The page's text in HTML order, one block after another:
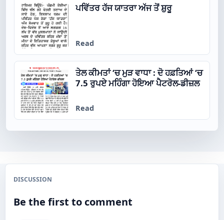
ਪਵਿੱਤਰ ਹੱਜ ਯਾਤਰਾ ਅੱਜ ਤੋਂ ਸ਼ੁਰੂ
Read
ਤੇਲ ਕੀਮਤਾਂ ‘ਚ ਮੁੜ ਵਾਧਾ : ਦੋ ਹਫ਼ਤਿਆਂ ‘ਚ
7.5 ਰੁਪਏ ਮਹਿੰਗਾ ਹੋਇਆ ਪੈਟਰੋਲ-ਡੀਜ਼ਲ
Read
DISCUSSION
Be the first to comment